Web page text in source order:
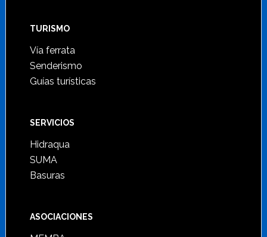
TURISMO
Vía ferrata
Senderismo
Guías turísticas
SERVICIOS
Hidraqua
SUMA
Basuras
ASOCIACIONES